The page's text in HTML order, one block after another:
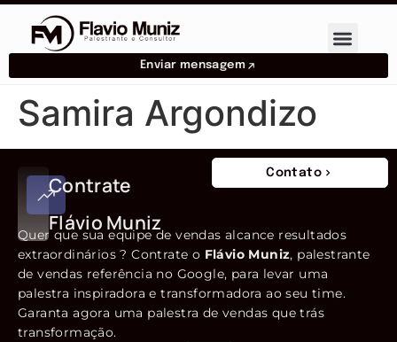
Enviar mensagem
Samira Argondizo
Contrate
Flávio Muniz
Contato
Quer que sua equipe de vendas alcance resultados
extraordinários ? Contrate o Flávio Muniz, palestrante
de vendas referência no Google, para levar uma
palestra inspiradora e transformadora ao seu time.
Garanta agora uma palestra de vendas que trás
transformação.